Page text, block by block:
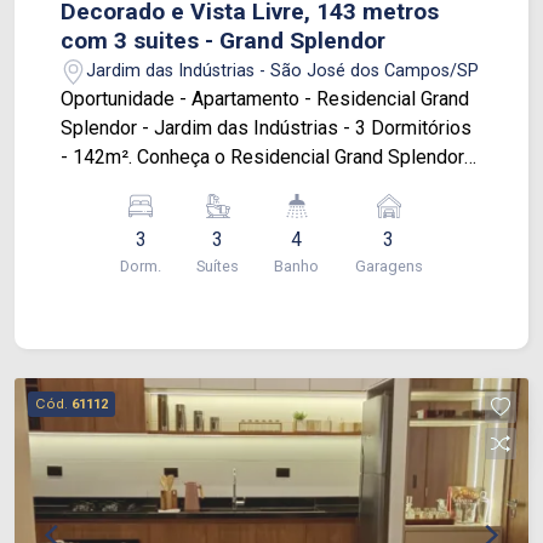
Decorado e Vista Livre, 143 metros
com 3 suites - Grand Splendor
Jardim das Indústrias - São José dos Campos/SP
Oportunidade - Apartamento - Residencial Grand
Splendor - Jardim das Indústrias - 3 Dormitórios
- 142m². Conheça o Residencial Grand Splendor
Campos, uma oportunidade imperdível para viver
com conforto e praticidade! Este charmoso
apartamento de 142m² está estrategicamente
principais vias de acesso da cidade. Conheça as
características deste lindo apartamento: - 142m²
- 3 Dormitórios sendo três suítes - Sala para dois
ambientes com ar condicionado - Cozinha com
amplas janelas - 1 Lavabo - 3 Banheiros - Área de
serviços - 3 Vagas de garagem sendo duas
3
Dorm.
3
Suítes
4
Banho
3
Garagens
Cód. 61112